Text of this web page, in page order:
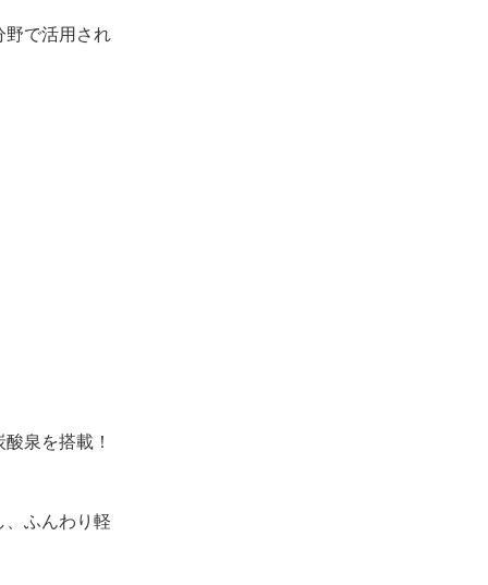
野で活用され
泉を搭載！
、ふんわり軽